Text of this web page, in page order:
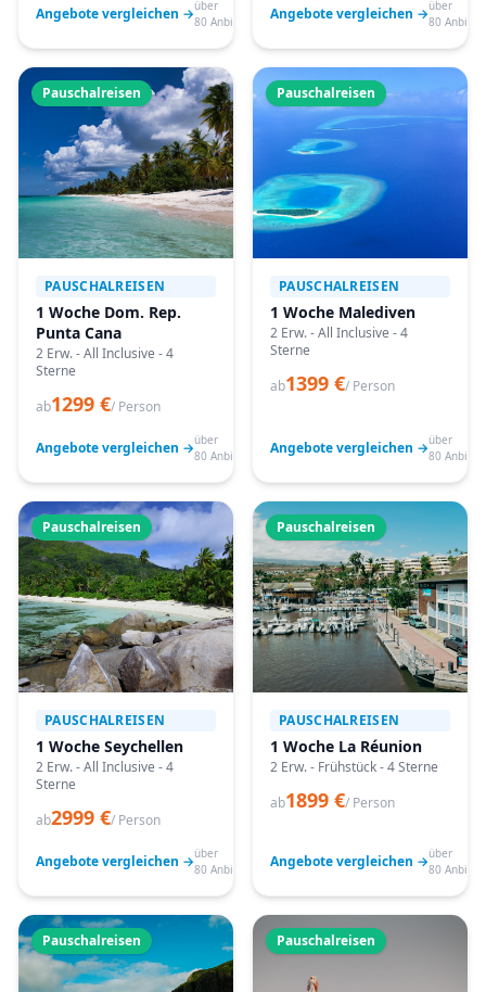
Angebote vergleichen →über
80 Anbieter
Angebote vergleichen →über
80
Pauschalreisen
PAUSCHALREISEN
1 Woche Dom. Rep.
Punta Cana
2 Erw. - All Inclusive - 4
Sterne
ab1299 €/ Person
Angebote vergleichen →über
80 Anbieter
Pauschalreisen
PAUSCHALREISEN
1 Woche Malediven
2 Erw. - All Inclusive - 4
Sterne
ab1399 €/ Person
Angebote vergleichen →über
80
Pauschalreisen
PAUSCHALREISEN
1 Woche Seychellen
2 Erw. - All Inclusive - 4
Sterne
ab2999 €/ Person
Angebote vergleichen →über
80 Anbieter
Pauschalreisen
PAUSCHALREISEN
1 Woche La Réunion
2 Erw. - Frühstück - 4 Sterne
ab1899 €/ Person
Angebote vergleichen →über
80
Pauschalreisen Pauschalreisen